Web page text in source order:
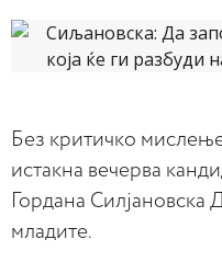
Без критичко
истакна вечерва
Гордана Силјановска
младите.